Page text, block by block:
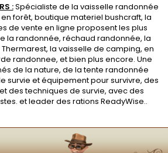
:Spécialiste de la vaisselle randonnée
forêt, boutique materiel bushcraft, la
de vente en ligne proposent les plus
la randonnée, réchaud randonnée, la
la vaisselle de camping, en
randonnee, et bien plus encore. Une
de la nature, de latente randonnée
survie et équipement pour survivre, des
des techniques de survie, avec des
. et leader des rations ReadyWise..